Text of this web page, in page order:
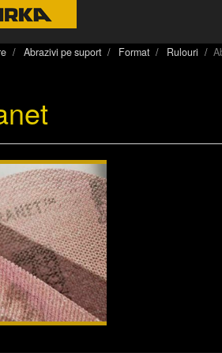
Abrazivi pe suport Format Rulouri